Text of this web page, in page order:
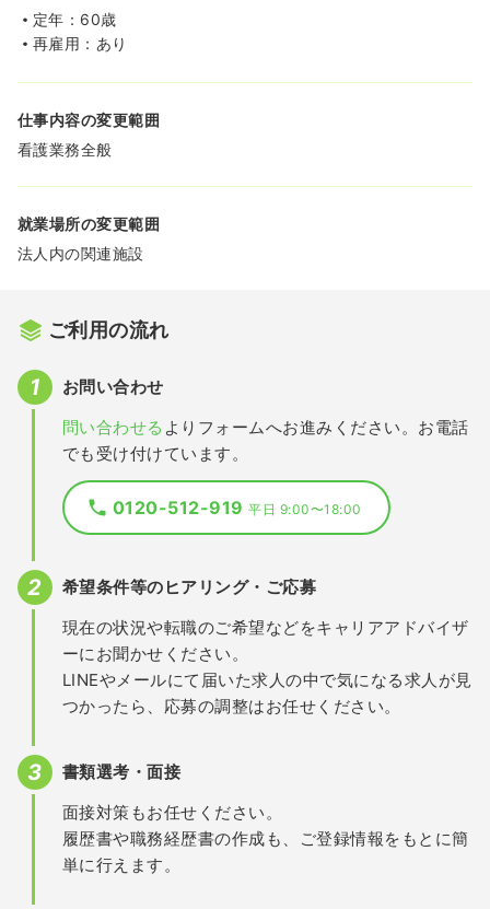
定年：60歳
再雇用：あり
仕事内容の変更範囲
看護業務全般
就業場所の変更範囲
法人内の関連施設
ご利用の流れ
お問い合わせ
問い合わせる よりフォームへお進みください。お電話
でも受け付けています。
0120-512-919平日 9:00〜18:00
希望条件等のヒアリング・ご応募
現在の状況や転職のご希望などをキャリアアドバイザ
ーにお聞かせください。
LINEやメールにて届いた求人の中で気になる求人が見
つかったら、応募の調整はお任せください。
書類選考・面接
面接対策もお任せください。
履歴書や職務経歴書の作成も、ご登録情報をもとに簡
単に行えます。